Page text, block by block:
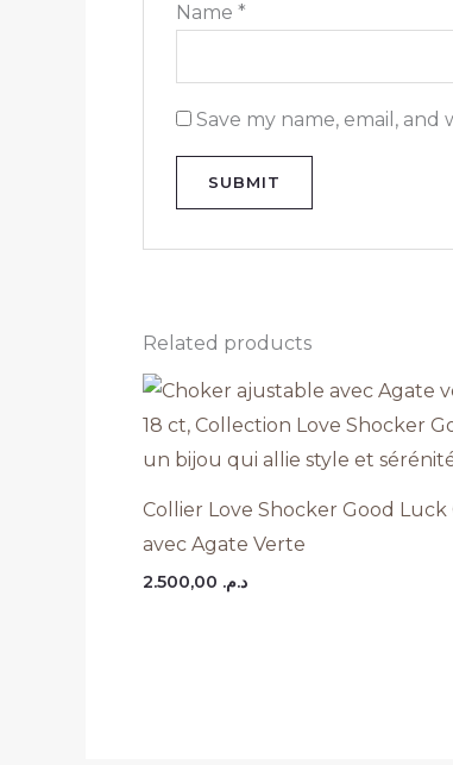
Name *
Save my name, email,
Related products
Collier Love Shocker Good Luck
avec Agate Verte
د.م.